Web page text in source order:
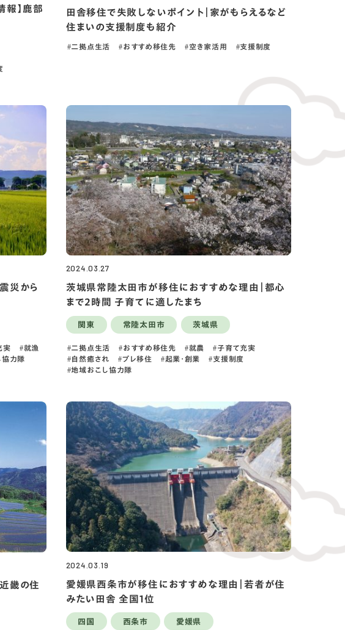
報】鹿部
田舎移住で失敗しないポイント｜家がもらえるなど
住まいの支援制度も紹介
二拠点生活 おすすめ移住先 空き家活用 支援制度
災から
実
就漁
協力隊
2024.03.27
茨城県常陸太田市が移住におすすめな理由｜都心
まで2時間 子育てに適したまち
関東 常陸太田市 茨城県
二拠点生活 おすすめ移住先 就農
子育て充実
自然癒され
プレ移住 起業・創業
支援制度
地域おこし協力隊
畿の住
2024.03.19
愛媛県西条市が移住におすすめな理由｜若者が住
みたい田舎 全国1位
四国 西条市 愛媛県